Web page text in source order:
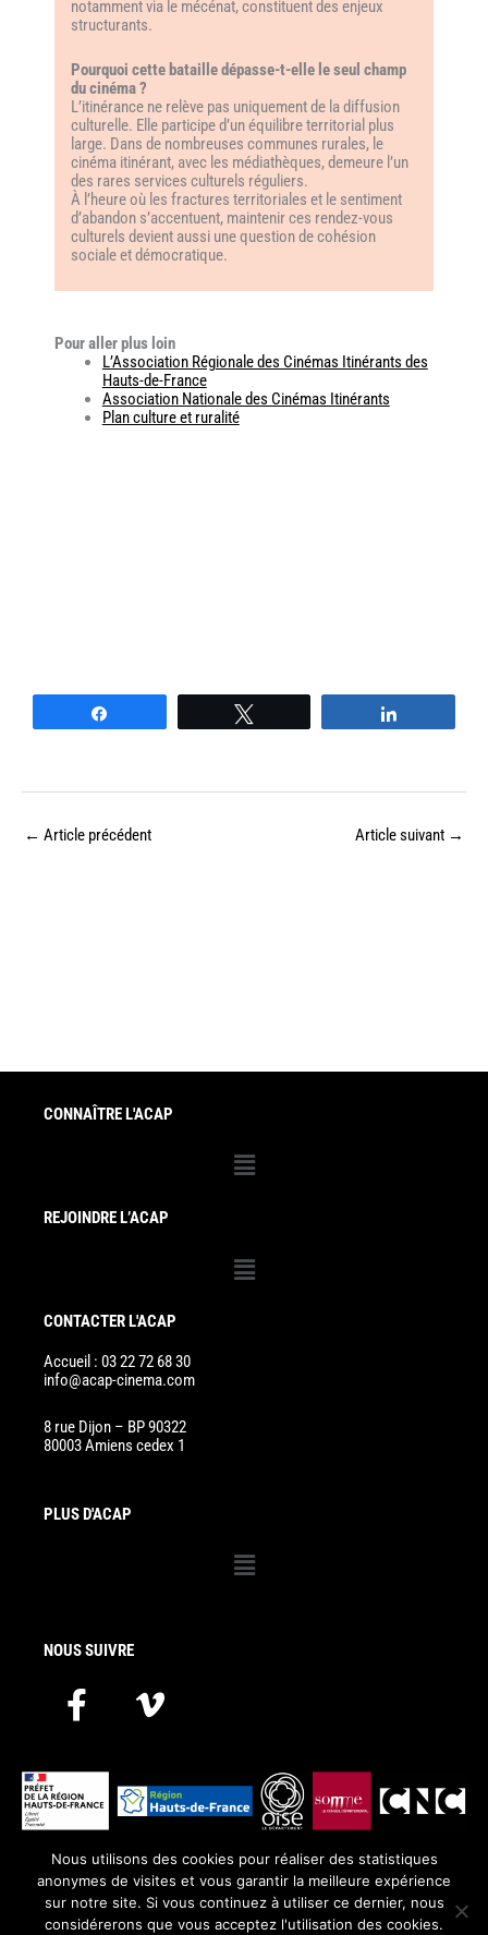
notamment via le mécénat, constituent des enjeux
structurants.
Pourquoi cette bataille dépasse-t-elle le seul champ
du cinéma ?
L’itinérance ne relève pas uniquement de la diffusion
culturelle. Elle participe d’un équilibre territorial plus
large. Dans de nombreuses communes rurales, le
cinéma itinérant, avec les médiathèques, demeure l’un
des rares services culturels réguliers.
À l’heure où les fractures territoriales et le sentiment
d’abandon s’accentuent, maintenir ces rendez-vous
culturels devient aussi une question de cohésion
sociale et démocratique.
Pour aller plus loin
L’Association Régionale des Cinémas Itinérants des
Hauts-de-France
Association Nationale des Cinémas Itinérants
Plan culture et ruralité
← Article précédent Article suivant →
CONNAÎTRE L'ACAP
Menu
REJOINDRE L’ACAP
Menu
CONTACTER L'ACAP
Accueil : 03 22 72 68 30
info@acap-cinema.com
8 rue Dijon – BP 90322
80003 Amiens cedex 1
PLUS D'ACAP
Menu
NOUS SUIVRE
F
a
c
e
b
o
o
k
V
i
e
o
-
v
L’Acap – pôle régional image reçoit le soutien du Ministère de la
Culture – DRAC Hauts-de-France, de la Région Hauts-de-France, du
Conseil départemental de l’Oise, du Conseil départemental de la
Somme et du Centre national du cinéma et de l’image animée.
Nous utilisons des cookies pour réaliser des statistiques
anonymes de visites et vous garantir la meilleure expérience
sur notre site. Si vous continuez à utiliser ce dernier, nous
considérerons que vous acceptez l'utilisation des cookies.